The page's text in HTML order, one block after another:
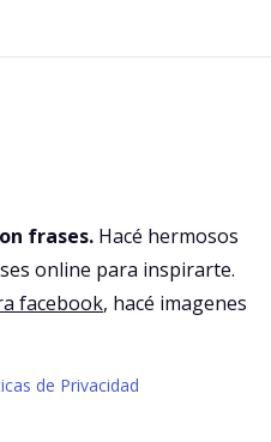
frases. Hacé hermosos
online para inspirarte.
facebook, hacé imagenes
de Privacidad